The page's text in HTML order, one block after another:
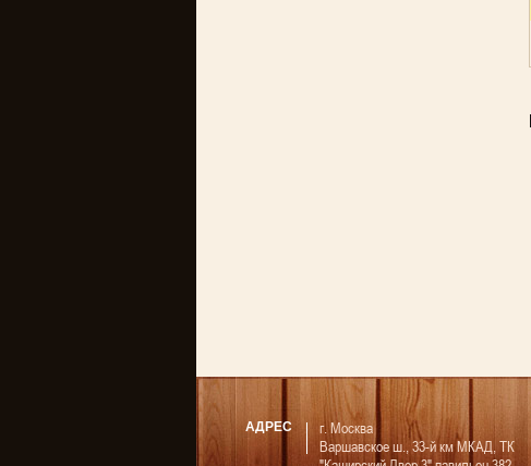
АДРЕС
г. Москва
Варшавское ш., 33-й км МКАД, ТК